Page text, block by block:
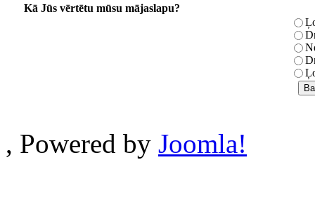
Kā Jūs vērtētu mūsu mājaslapu?
, Powered by Joomla!